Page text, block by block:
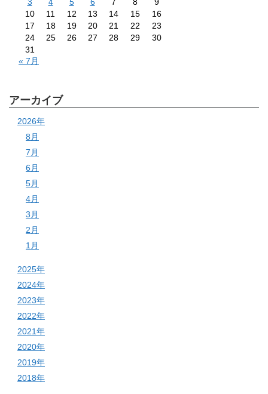
10
11 12 13 14 15
16
17
18 19 20 21 22
23
24
25 26 27 28 29
30
31
« 7月
アーカイブ
2026年
8月
7月
6月
5月
4月
3月
2月
1月
2025年
2024年
2023年
2022年
2021年
2020年
2019年
2018年